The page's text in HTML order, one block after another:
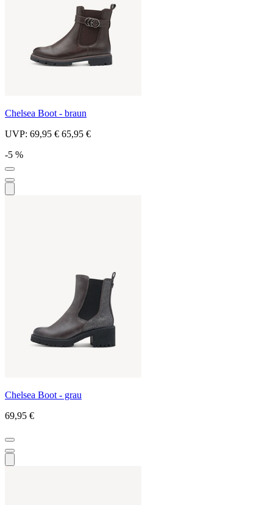
Chelsea Boot - braun
UVP: 69,95 € 65,95 €
-5 %
Chelsea Boot - grau
69,95 €